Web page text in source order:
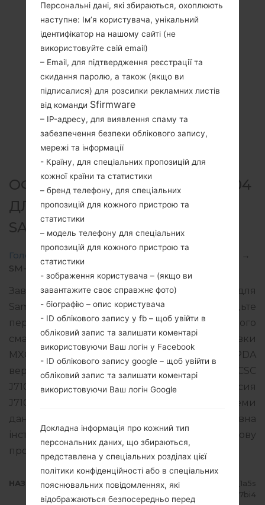
ОФІЦІЙНА ПРОШИВКА #97804
ДЛЯ SM-J710MN -
SAMSUNGGALAXY J7 2016
Головна Galaxy J7 2016 SamsungSM-J710MN
→
SM-J710MN_1_20190810075927_1a5s077bi4.zip
Завантажте останнє оновлення прошивки для
Samsung Galaxy J7 2016, але не забудьте
перевірити, чи відповідає номер моделі вашого
смартфона вказаному SM-J710MN. Код прошивки
MXO для MEXICO. Продукт поставляється з PDA
версією J710MNVJS4CSF1 версія CSC
J710MNUUB4CSA2, MODEM версия
J710MNUBS4CSG2. Версія операційної системи
даної прошивки Android Oreo 8.1.0. Повна
інструкція про те, як прошивати стокову
прошивку на пристроях Samsung
НАЗВА ФАЙЛУ
SM-J710MN_1_20190810075927_1a5s
077bi4
Персональні дані, які збираються, охоплюють
наступне: Ім’я користувача, унікальний
ідентифікатор на нашому сайті (не
використовуйте свій email)
– Email, для підтвердження реєстрації та
скидання паролю, а також (якщо ви
підписалися) для розсилки рекламних листів
від команди Sfirmware
– IP-адресу, для виявлення спаму та
забезпечення безпеки облікового запису,
мережі та інформації
- Країну, для спеціальних пропозицій для
кожної країни та статистики
– бренд телефону, для спеціальних
пропозицій для кожного пристрою та
статистики
– модель телефону для спеціальних
пропозицій для кожного пристрою та
статистики
- зображення користувача – (якщо ви
завантажите своє справжнє фото)
- біографію – опис користувача
- ID облікового запису у fb – щоб увійти в
обліковий запис та залишати коментарі
використовуючи Ваш логін у Facebook
- ID облікового запису google – щоб увійти в
обліковий запис та залишати коментарі
використовуючи Ваш логін Google
Докладна інформація про кожний тип
персональних даних, що збираються,
представлена у спеціальних розділах цієї
політики конфіденційності або в спеціальних
пояснювальних повідомленнях, які
відображаються безпосередньо перед